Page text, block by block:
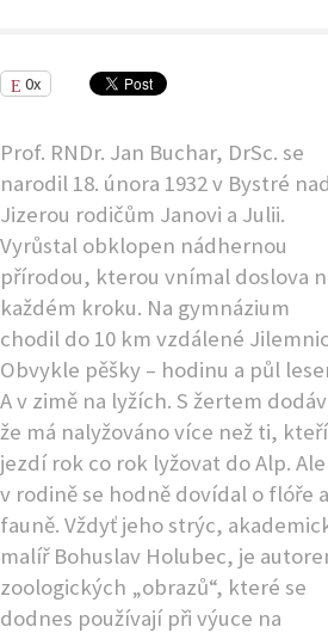
0x
Prof. RNDr. Jan Buchar, DrSc. se
narodil 18. února 1932 v Bystré nad
Jizerou rodičům Janovi a Julii.
Vyrůstal obklopen nádhernou
přírodou, kterou vnímal doslova
každém kroku. Na gymnázium
chodil do 10 km vzdálené
Obvykle pěšky – hodinu a půl
A v zimě na lyžích. S žertem
že má nalyžováno více než ti, kteří
jezdí rok co rok lyžovat do Alp. Ale
v rodině se hodně dovídal o flóře a
fauně. Vždyť jeho strýc,
malíř Bohuslav Holubec, je
zoologických „obrazů“, které se
dodnes používají při výuce na